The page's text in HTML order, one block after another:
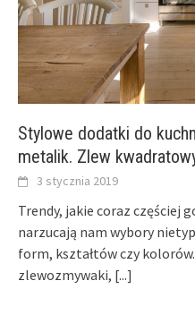
Stylowe dodatki do
metalik. Zlew
3 stycznia 2019
Trendy, jakie coraz częściej
narzucają nam wybory
form, kształtów czy
zlewozmywaki, [...]